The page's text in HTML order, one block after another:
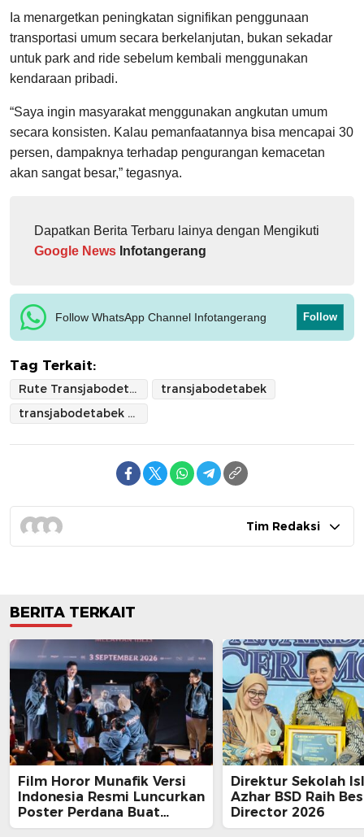
Ia menargetkan peningkatan signifikan penggunaan
transportasi umum secara berkelanjutan, bukan sekadar
untuk park and ride sebelum kembali menggunakan
kendaraan pribadi.
“Saya ingin masyarakat menggunakan angkutan umum
secara konsisten. Kalau pemanfaatannya bisa mencapai 30
persen, dampaknya terhadap pengurangan kemacetan
akan sangat besar,” tegasnya.
Dapatkan Berita Terbaru lainya dengan Mengikuti
Google News Infotangerang
Follow WhatsApp Channel Infotangerang Follow
Tag Terkait:
Rute Transjabodetabek
transjabodetabek
transjabodetabek blok m- soetta
Tim Redaksi
BERITA TERKAIT
Film Horor Munafik Versi
Indonesia Resmi Luncurkan
Poster Perdana Buat
Kesan Spiritual Religi
Direktur Sekolah
Azhar BSD Raih
Director 2026